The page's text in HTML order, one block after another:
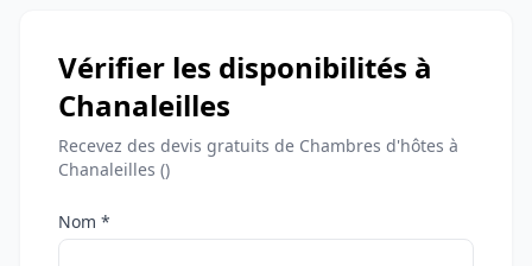
Vérifier les disponibilités à
Chanaleilles
Recevez des devis gratuits de Chambres d'hôtes à
Chanaleilles ()
Nom *